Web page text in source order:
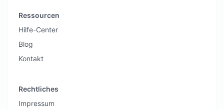
Ressourcen
Hilfe-Center
Blog
Kontakt
Rechtliches
Impressum